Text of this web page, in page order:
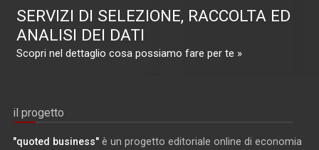
SERVIZI DI SELEZIONE, RACCOLTA ED
ANALISI DEI DATI
Scopri nel dettaglio cosa possiamo fare per te »
il progetto
"quoted business" è un progetto editoriale online di economia